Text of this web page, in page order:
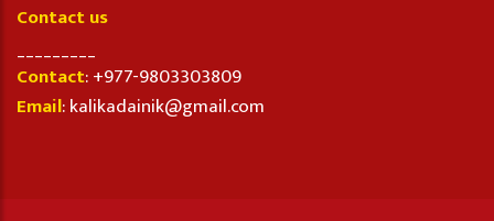
Contact us
Contact: +977-9803303809
Email: kalikadainik@gmail.com